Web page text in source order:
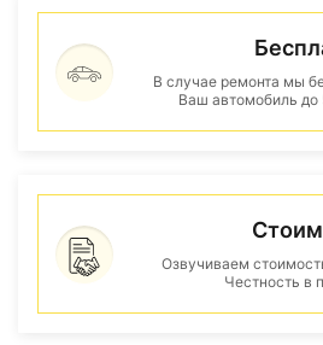
В случае ремонта мы
Ваш автомобиль
Озвучиваем
Честность в